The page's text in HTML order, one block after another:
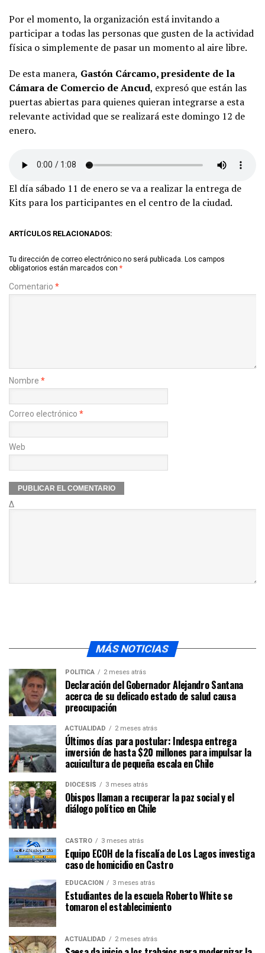
Por el momento, la organización está invitando a
participar a todas las personas que gusten de la actividad
física o simplemente de pasar un momento al aire libre.
De esta manera, Gastón Cárcamo, presidente de la
Cámara de Comercio de Ancud, expresó que están las
puertas abiertas para quienes quieran integrarse a esta
relevante actividad que se realizará este domingo 12 de
enero.
El día sábado 11 de enero se va a realizar la entrega de
Kits para los participantes en el centro de la ciudad.
ARTÍCULOS RELACIONADOS:
Tu dirección de correo electrónico no será publicada. Los campos
obligatorios están marcados con *
Comentario *
Nombre *
Correo electrónico *
Web
Δ
MÁS NOTICIAS
POLÍTICA 2 meses atrás
Declaración del Gobernador Alejandro Santana
acerca de su delicado estado de salud causa
preocupación
ACTUALIDAD 2 meses atrás
Últimos días para postular: Indespa entrega
inversión de hasta $20 millones para impulsar la
acuicultura de pequeña escala en Chile
DIÓCESIS 3 meses atrás
Obispos llaman a recuperar la paz social y el
diálogo político en Chile
CASTRO 3 meses atrás
Equipo ECOH de la fiscalía de Los Lagos investiga
caso de homicidio en Castro
EDUCACIÓN 3 meses atrás
Estudiantes de la escuela Roberto White se
tomaron el establecimiento
ACTUALIDAD 2 meses atrás